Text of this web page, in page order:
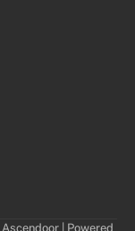
Ascendoor | Powered